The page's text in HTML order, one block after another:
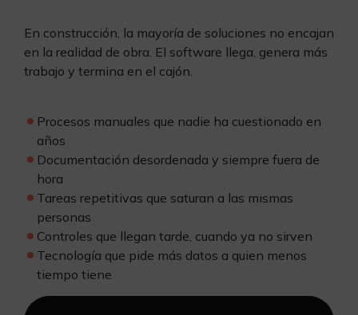
En construcción, la mayoría de soluciones no encajan
en la realidad de obra. El software llega, genera más
trabajo y termina en el cajón.
Procesos manuales que nadie ha cuestionado en
años
Documentación desordenada y siempre fuera de
hora
Tareas repetitivas que saturan a las mismas
personas
Controles que llegan tarde, cuando ya no sirven
Tecnología que pide más datos a quien menos
tiempo tiene